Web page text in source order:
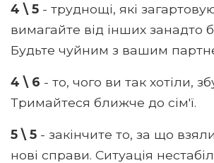
4 \ 5 - труднощі, які
вимагайте від інших занадто
Будьте чуйним з вашим
4 \ 6 - то, чого ви так хотіли,
Тримайтеся ближче до сім'ї.
5 \ 5 - закінчите то, за що
нові справи. Ситуація